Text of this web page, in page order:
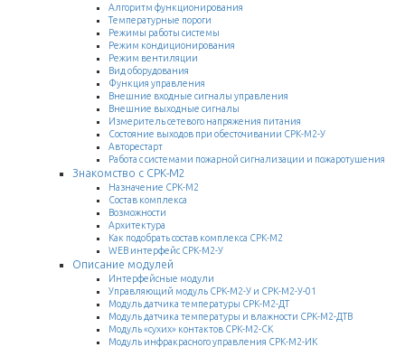
Алгоритм функционирования
Температурные пороги
Режимы работы системы
Режим кондиционирования
Режим вентиляции
Вид оборудования
Функция управления
Внешние входные сигналы управления
Внешние выходные сигналы
Измеритель сетевого напряжения питания
Состояние выходов при обесточивании СРК-М2-У
Авторестарт
Работа с системами пожарной сигнализации и пожаротушения
Знакомство с СРК-М2
Назначение СРК-М2
Состав комплекса
Возможности
Архитектура
Как подобрать состав комплекса СРК-М2
WEB интерфейс СРК-М2-У
Описание модулей
Интерфейсные модули
Управляющий модуль СРК-М2-У и СРК-М2-У-01
Модуль датчика температуры СРК-М2-ДТ
Модуль датчика температуры и влажности СРК-М2-ДТВ
Модуль «сухих» контактов СРК-М2-СК
Модуль инфракрасного управления СРК-М2-ИК